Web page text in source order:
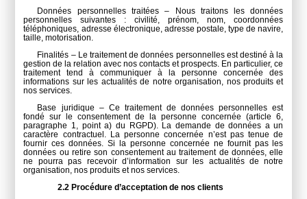
Données personnelles traitées – Nous traitons les données
personnelles suivantes : civilité, prénom, nom, coordonnées
téléphoniques, adresse électronique, adresse postale, type de navire,
taille, motorisation.
Finalités – Le traitement de données personnelles est destiné à la
gestion de la relation avec nos contacts et prospects. En particulier, ce
traitement tend à communiquer à la personne concernée des
informations sur les actualités de notre organisation, nos produits et
nos services.
Base juridique – Ce traitement de données personnelles est
fondé sur le consentement de la personne concernée (article 6,
paragraphe 1, point a) du RGPD). La demande de données a un
caractère contractuel. La personne concernée n’est pas tenue de
fournir ces données. Si la personne concernée ne fournit pas les
données ou retire son consentement au traitement de données, elle
ne pourra pas recevoir d’information sur les actualités de notre
organisation, nos produits et nos services.
2.2 Procédure d’acceptation de nos clients